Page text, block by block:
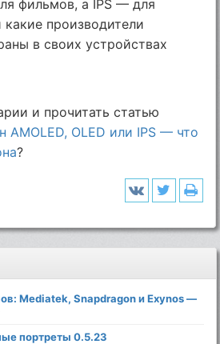
фильмов, а IPS — для
производители
в своих устройствах
и прочитать статью
AMOLED, OLED или IPS — что
?
Mediatek, Snapdragon и Exynos —
портреты 0.5.23